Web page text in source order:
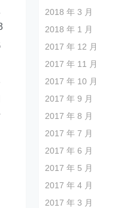
2018 年 3 月
2018 年 1 月
2017 年 12 月
2017 年 11 月
2017 年 10 月
2017 年 9 月
2017 年 8 月
2017 年 7 月
2017 年 6 月
2017 年 5 月
2017 年 4 月
2017 年 3 月